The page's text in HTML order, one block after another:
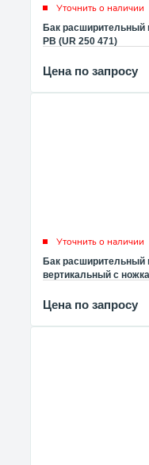
Уточнить о наличии
Бак расширительный
PB (UR 250 471)
Цена по запросу
Уточнить о наличии
Бак расширительный
вертикальный с
Цена по запросу